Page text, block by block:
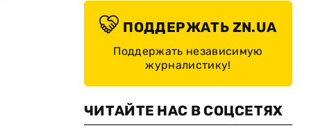
ПОДДЕРЖАТЬ ZN.UA
Поддержать независимую
журналистику!
ЧИТАЙТЕ НАС В СОЦСЕТЯХ